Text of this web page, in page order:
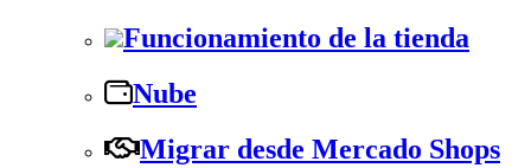
Funcionamiento de la tienda
Nube
Migrar desde Mercado Shops